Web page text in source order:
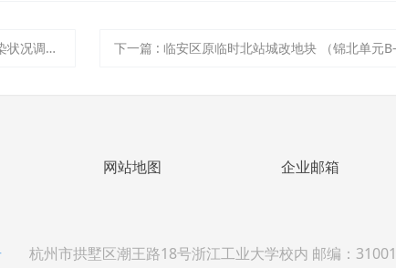
告公示 下一篇 : 临安区原临时北站城改地块 （锦北单元B-B1/B2-03地块） 土壤污染状况
网站地图 企业邮箱
杭州市拱墅区潮王路18号浙江工业大学校内 邮编：